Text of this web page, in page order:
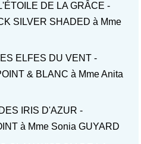
DE LA GRÂCE -
SILVER SHADED à Mme
ELFES DU VENT -
& BLANC à Mme Anita
IRIS D'AZUR -
à Mme Sonia GUYARD